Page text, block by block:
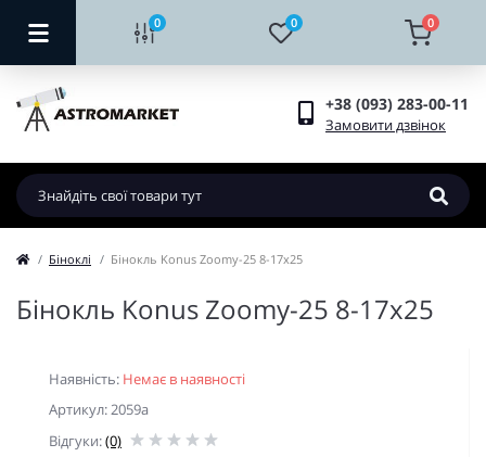
0 0 0
+38 (093) 283-00-11
Замовити дзвінок
Біноклі Бінокль Konus Zoomy-25 8-17x25
Бінокль Konus Zoomy-25 8-17x25
Наявність: Немає в наявності
Артикул: 2059a
Відгуки:(0)